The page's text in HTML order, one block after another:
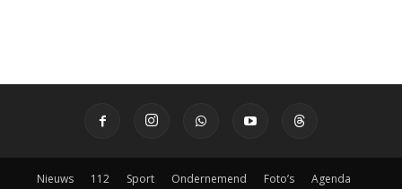
Nieuws 112 Sport Ondernemend Foto’s Agenda